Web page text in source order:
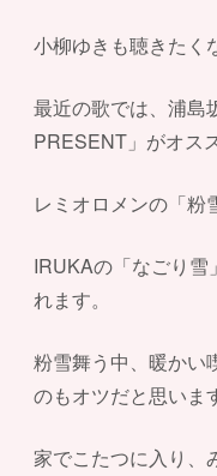
小柳ゆきも聴きたく
最近の歌では、浦島
PRESENT」がオス
レミオロメンの「粉
IRUKAの「なごり雪
れます。
粉雪舞う中、暖かい
のもオツだと思いま
家でこたつに入り、